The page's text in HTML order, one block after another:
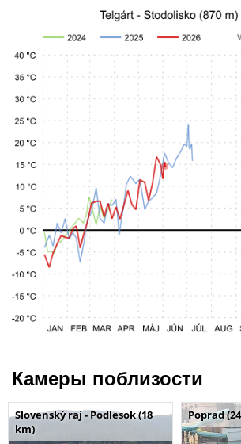
Камеры поблизости
Slovenský raj - Podlesok (18
km)
Poprad